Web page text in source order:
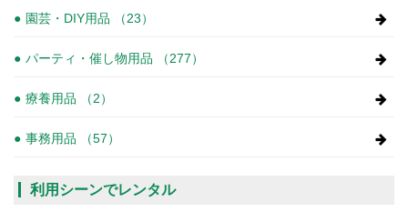
園芸・DIY用品 （23）
パーティ・催し物用品 （277）
療養用品 （2）
事務用品 （57）
利用シーンでレンタル